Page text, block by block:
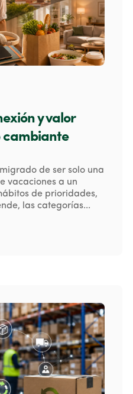
y valor
cambiante
de ser solo una
vacaciones a un
de prioridades,
las categorías...